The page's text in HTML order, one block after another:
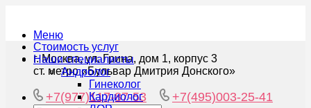
Меню
г. Москва, ул. Грина, дом 1, корпус 3
ст. метро «Бульвар Дмитрия Донского»
+7(977)117-87-53 +7(495)003-25-41
Стоимость услуг
Наши специалисты
Андролог
Гинеколог
Кардиолог